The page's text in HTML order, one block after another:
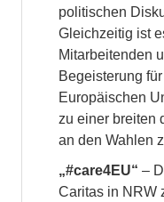
politischen
Gleichzeitig ist
Mitarbeitenden
Begeisterung
Europäischen
zu einer breiten
an den Wahlen
„#care4EU“ –
Caritas in NRW